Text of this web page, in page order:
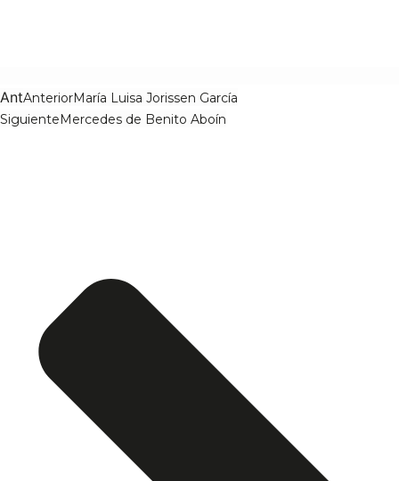
AntAnteriorMaría Luisa Jorissen García
SiguienteMercedes de Benito Aboín